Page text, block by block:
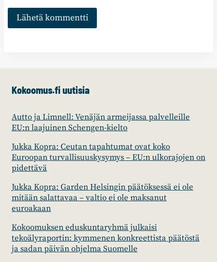
Kokoomus.fi uutisia
Autto ja Limnell: Venäjän armeijassa palvelleille
EU:n laajuinen Schengen-kielto
Jukka Kopra: Ceutan tapahtumat ovat koko
Euroopan turvallisuuskysymys – EU:n ulkorajojen on
pidettävä
Jukka Kopra: Garden Helsingin päätöksessä ei ole
mitään salattavaa – valtio ei ole maksanut
euroakaan
Kokoomuksen eduskuntaryhmä julkaisi
tekoälyraportin: kymmenen konkreettista päätöstä
ja sadan päivän ohjelma Suomelle